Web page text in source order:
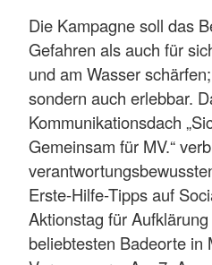
Die Kampagne soll das
Gefahren als auch für
und am Wasser
sondern auch erlebbar.
Kommunikationsdach
Gemeinsam für MV.“
Erste-Hilfe-Tipps auf
Aktionstag für
beliebtesten Badeorte in